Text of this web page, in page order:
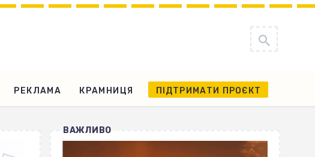
РЕКЛАМА КРАМНИЦЯ ПІДТРИМАТИ ПРОЄКТ
ВАЖЛИВО